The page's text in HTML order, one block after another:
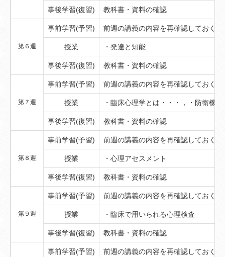
事後学習(復習) 教科書・資料の確認
第６週
事前学習(予習) 前週の講義の内容を再確認しておくこ
授業 ・発達と知能
事後学習(復習) 教科書・資料の確認
第７週
事前学習(予習) 前週の講義の内容を再確認しておくこ
授業 ・臨床心理学とは・・・，・防衛機制
事後学習(復習) 教科書・資料の確認
第８週
事前学習(予習) 前週の講義の内容を再確認しておくこ
授業 ・心理アセスメント
事後学習(復習) 教科書・資料の確認
第９週
事前学習(予習) 前週の講義の内容を再確認しておくこ
授業 ・臨床で用いられる心理検査
事後学習(復習) 教科書・資料の確認
事前学習(予習) 前週の講義の内容を再確認しておくこ